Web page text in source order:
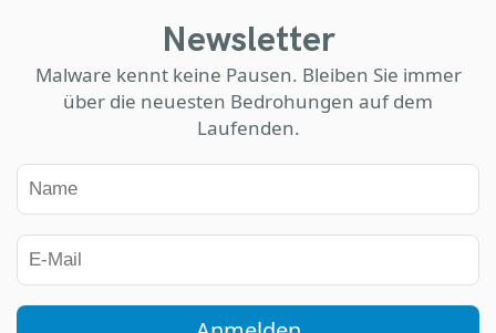
Newsletter
Malware kennt keine Pausen. Bleiben Sie immer
über die neuesten Bedrohungen auf dem
Laufenden.